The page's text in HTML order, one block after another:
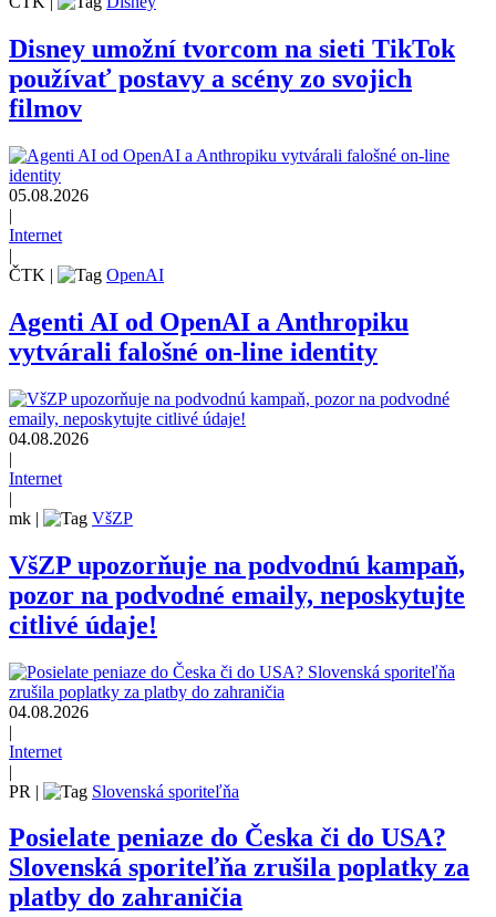
Disney umožní tvorcom na sieti TikTok
používať postavy a scény zo svojich
filmov
05.08.2026
|
Internet
|
ČTK | OpenAI
Agenti AI od OpenAI a Anthropiku
vytvárali falošné on-line identity
04.08.2026
|
Internet
|
mk | VšZP
VšZP upozorňuje na podvodnú kampaň,
pozor na podvodné emaily, neposkytujte
citlivé údaje!
04.08.2026
|
Internet
|
PR | Slovenská sporiteľňa
Posielate peniaze do Česka či do USA?
Slovenská sporiteľňa zrušila poplatky za
platby do zahraničia